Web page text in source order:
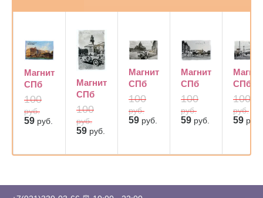
Магнит
СПб
100
руб.
59 руб.
Магнит
СПб
100
руб.
59 руб.
Магнит
СПб
100
руб.
59 руб.
Магнит
СПб
100
руб.
59 руб.
Магнит
СПб
100
руб.
59 руб.